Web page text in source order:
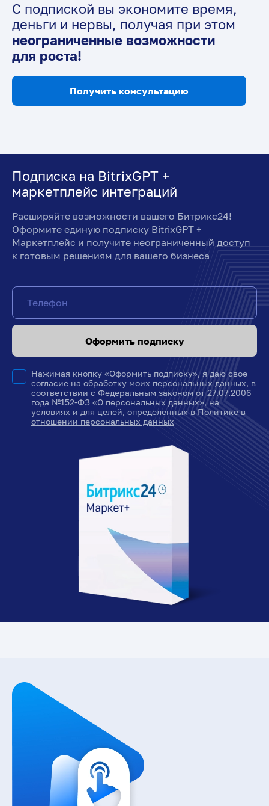
С подпиской вы экономите время,
деньги и нервы, получая при этом
неограниченные возможности
для роста!
Получить консультацию
Подписка на BitrixGPT +
маркетплейс интеграций
Расширяйте возможности вашего Битрикс24!
Оформите единую подписку BitrixGPT +
Маркетплейс и получите неограниченный доступ
к готовым решениям для вашего бизнеса
Оформить подписку
Нажимая кнопку «Оформить подписку», я даю свое
согласие на обработку моих персональных данных, в
соответствии с Федеральным законом от 27.07.2006
года №152-ФЗ «О персональных данных», на
условиях и для целей, определенных вПолитике в
отношении персональных данных